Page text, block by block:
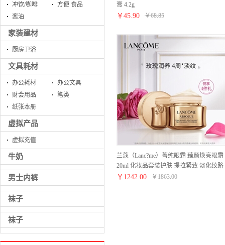
冲饮/咖啡
方便 食品
酱油
家装建材
厨房卫浴
文具耗材
办公耗材
办公文具
财会用品
笔类
纸张本册
虚拟产品
虚拟充值
牛奶
男士内裤
袜子
袜子
膏 4.2g
￥ 45.90 ￥68.85
兰蔻（Lanc?me）菁纯眼霜 臻颜焕亮眼霜
20ml 化妆品套装护肤 提拉紧致 淡化纹路
礼盒
￥ 1242.00 ￥1863.00